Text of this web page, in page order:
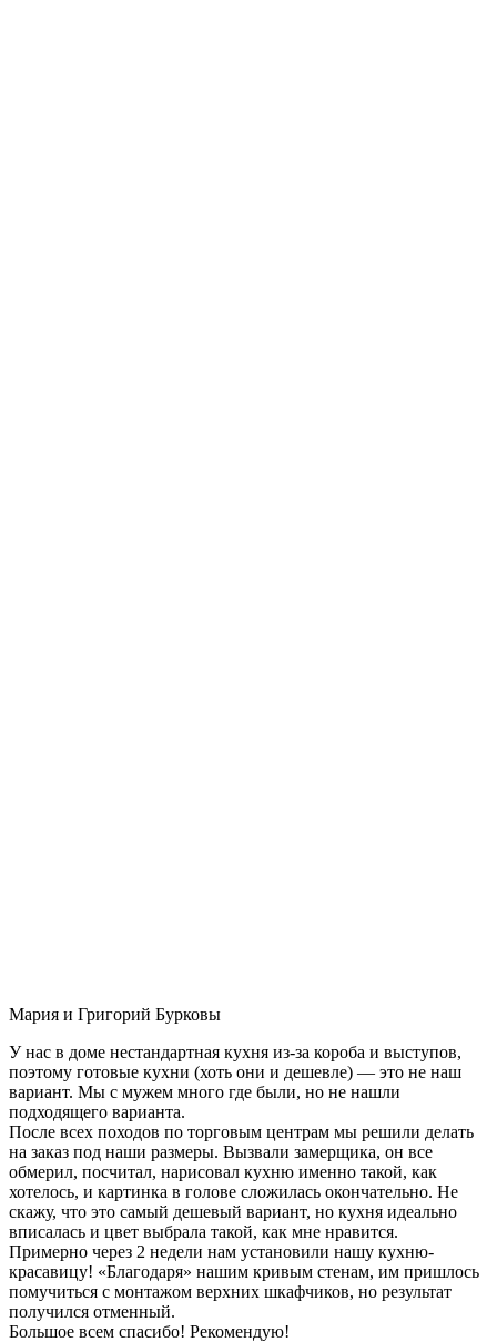
Мария и Григорий Бурковы
У нас в доме нестандартная кухня из-за короба и выступов,
поэтому готовые кухни (хоть они и дешевле) — это не наш
вариант. Мы с мужем много где были, но не нашли
подходящего варианта.
После всех походов по торговым центрам мы решили делать
на заказ под наши размеры. Вызвали замерщика, он все
обмерил, посчитал, нарисовал кухню именно такой, как
хотелось, и картинка в голове сложилась окончательно. Не
скажу, что это самый дешевый вариант, но кухня идеально
вписалась и цвет выбрала такой, как мне нравится.
Примерно через 2 недели нам установили нашу кухню-
красавицу! «Благодаря» нашим кривым стенам, им пришлось
помучиться с монтажом верхних шкафчиков, но результат
получился отменный.
Большое всем спасибо! Рекомендую!